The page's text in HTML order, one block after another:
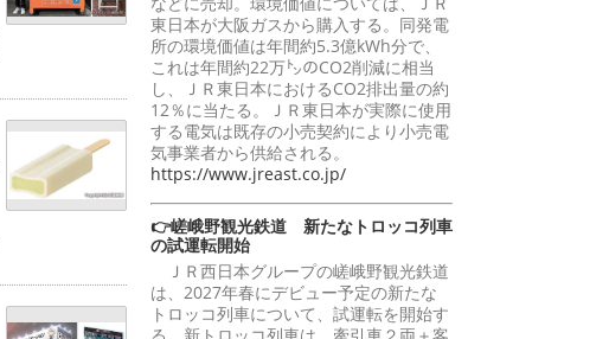
東日本が大阪ガスから購入する。同発電
所の環境価値は年間約5.3億kWh分で、
これは年間約22万㌧のCO2削減に相当
し、ＪＲ東日本におけるCO2排出量の約
12％に当たる。ＪＲ東日本が実際に使用
する電気は既存の小売契約により小売電
気事業者から供給される。
https://www.jreast.co.jp/
👉嵯峨野観光鉄道 新たなトロッコ列車
の試運転開始
ＪＲ西日本グループの嵯峨野観光鉄道
は、2027年春にデビュー予定の新たな
トロッコ列車について、試運転を開始す